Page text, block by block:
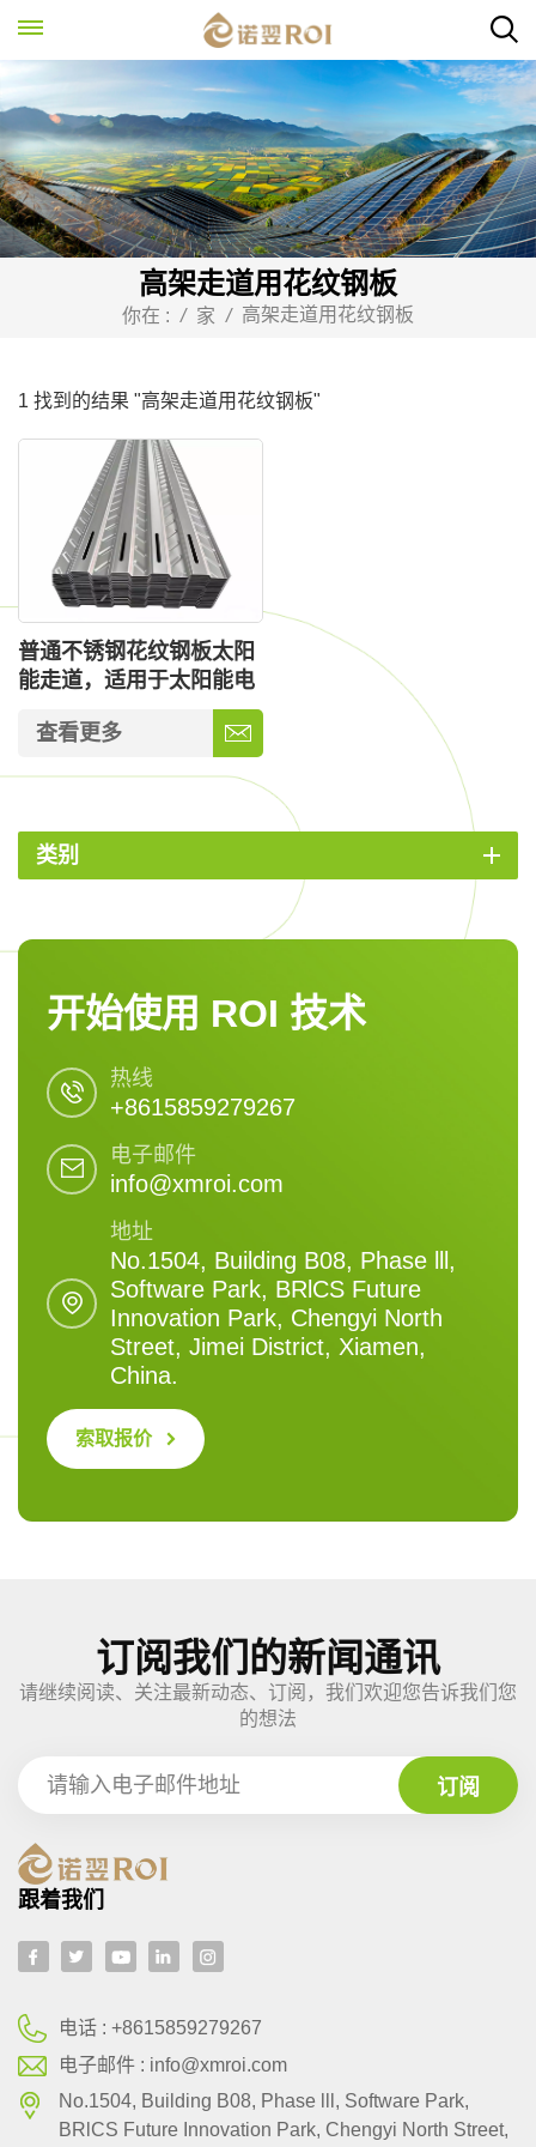
高架走道用花纹钢板
你在 : / 家 / 高架走道用花纹钢板
1 找到的结果 "高架走道用花纹钢板"
普通不锈钢花纹钢板太阳
能走道，适用于太阳能电
查看更多
类别
开始使用 ROI 技术
热线
+8615859279267
电子邮件
info@xmroi.com
地址
No.1504, Building B08, Phase lll,
Software Park, BRlCS Future
Innovation Park, Chengyi North
Street, Jimei District, Xiamen,
China.
索取报价
订阅我们的新闻通讯
请继续阅读、关注最新动态、订阅，我们欢迎您告诉我们您
的想法
跟着我们
电话 :+8615859279267
电子邮件 : info@xmroi.com
No.1504, Building B08, Phase lll, Software Park,
BRlCS Future Innovation Park, Chengyi North Street,